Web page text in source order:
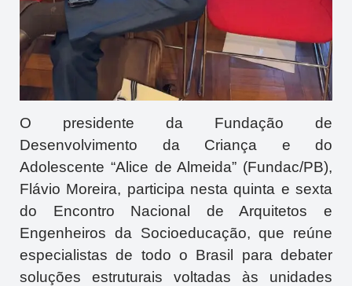
O presidente da Fundação de
Desenvolvimento da Criança e do
Adolescente “Alice de Almeida” (Fundac/PB),
Flávio Moreira, participa nesta quinta e sexta
do Encontro Nacional de Arquitetos e
Engenheiros da Socioeducação, que reúne
especialistas de todo o Brasil para debater
soluções estruturais voltadas às unidades